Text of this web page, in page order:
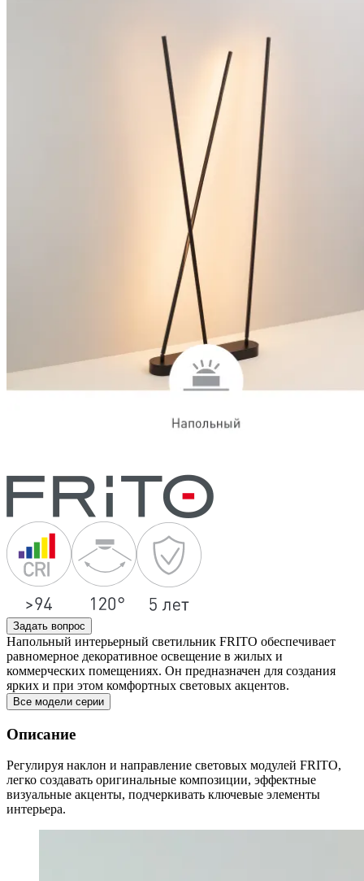
Задать вопрос
Напольный интерьерный светильник FRITO обеспечивает
равномерное декоративное освещение в жилых и
коммерческих помещениях. Он предназначен для создания
ярких и при этом комфортных световых акцентов.
Все модели серии
Описание
Регулируя наклон и направление световых модулей FRITO,
легко создавать оригинальные композиции, эффектные
визуальные акценты, подчеркивать ключевые элементы
интерьера.